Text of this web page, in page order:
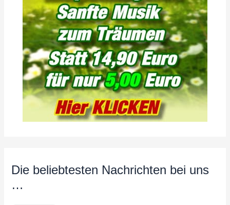
Die beliebtesten Nachrichten bei uns
…